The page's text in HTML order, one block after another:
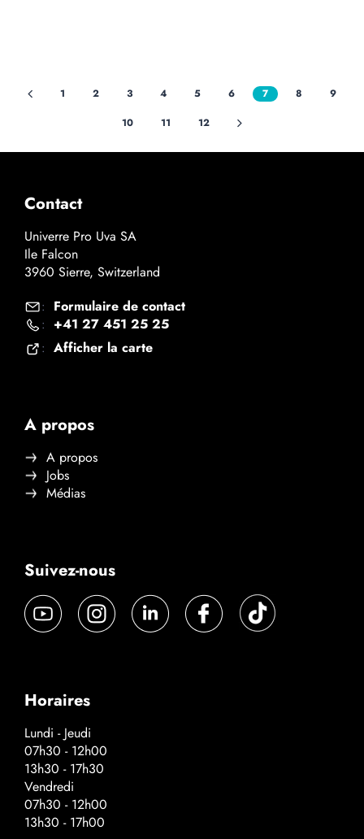
1 2 3 4 5 6 7 8
9
10
11 12
Contact
Univerre Pro Uva SA
Ile Falcon
3960 Sierre, Switzerland
: Formulaire de contact
: +41 27 451 25 25
: Afficher la carte
A propos
A propos
Jobs
Médias
Suivez-nous
Horaires
Lundi - Jeudi
07h30 - 12h00
13h30 - 17h30
Vendredi
07h30 - 12h00
13h30 - 17h00